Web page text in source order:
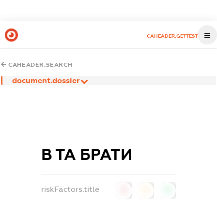
CAHEADER.GETTEST
CAHEADER.SEARCH
document.dossier
В ТА БРАТИ
riskFactors.title